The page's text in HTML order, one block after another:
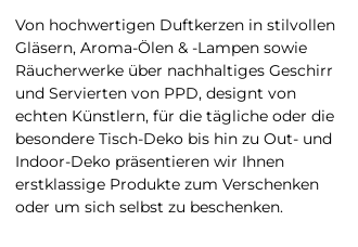
Von hochwertigen Duftkerzen in stilvollen
Gläsern, Aroma-Ölen & -Lampen sowie
Räucherwerke über nachhaltiges Geschirr
und Servierten von PPD, designt von
echten Künstlern, für die tägliche oder die
besondere Tisch-Deko bis hin zu Out- und
Indoor-Deko präsentieren wir Ihnen
erstklassige Produkte zum Verschenken
oder um sich selbst zu beschenken.